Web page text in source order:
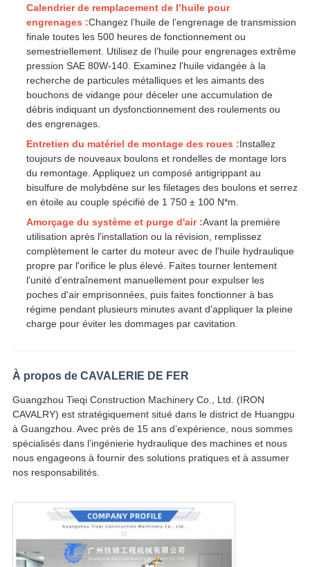
Calendrier de remplacement de l’huile pour
engrenages :Changez l’huile de l’engrenage de transmission
finale toutes les 500 heures de fonctionnement ou
semestriellement. Utilisez de l’huile pour engrenages extrême
pression SAE 80W-140. Examinez l'huile vidangée à la
recherche de particules métalliques et les aimants des
bouchons de vidange pour déceler une accumulation de
débris indiquant un dysfonctionnement des roulements ou
des engrenages.
Entretien du matériel de montage des roues :Installez
toujours de nouveaux boulons et rondelles de montage lors
du remontage. Appliquez un composé antigrippant au
bisulfure de molybdène sur les filetages des boulons et serrez
en étoile au couple spécifié de 1 750 ± 100 N*m.
Amorçage du système et purge d'air :Avant la première
utilisation après l'installation ou la révision, remplissez
complètement le carter du moteur avec de l'huile hydraulique
propre par l'orifice le plus élevé. Faites tourner lentement
l'unité d'entraînement manuellement pour expulser les
poches d'air emprisonnées, puis faites fonctionner à bas
régime pendant plusieurs minutes avant d'appliquer la pleine
charge pour éviter les dommages par cavitation.
À propos de CAVALERIE DE FER
Guangzhou Tieqi Construction Machinery Co., Ltd. (IRON
CAVALRY) est stratégiquement situé dans le district de Huangpu
à Guangzhou. Avec près de 15 ans d’expérience, nous sommes
spécialisés dans l’ingénierie hydraulique des machines et nous
nous engageons à fournir des solutions pratiques et à assumer
nos responsabilités.